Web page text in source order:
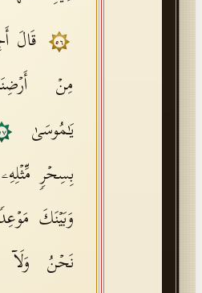
٥٦
قَالَ
مِنۡ
یَـٰمُوسَىٰ
بِسِحۡرࣲ
وَبَیۡنَكَ
نَحۡنُ وَلَاۤ